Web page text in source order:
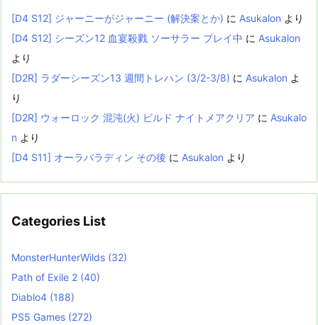
[D4 S12] ジャーニーがジャーニー (解決案とか) に Asukalon より
[D4 S12] シーズン12 血宴殺戮 ソーサラー プレイ中 に Asukalon
より
[D2R] ラダーシーズン13 週間トレハン (3/2-3/8) に Asukalon よ
り
[D2R] ウォーロック 混沌(火) ビルド ナイトメアクリア に Asukalo
n より
[D4 S11] オーラパラディン その後 に Asukalon より
Categories List
MonsterHunterWilds (32)
Path of Exile 2 (40)
Diablo4 (188)
PS5 Games (272)